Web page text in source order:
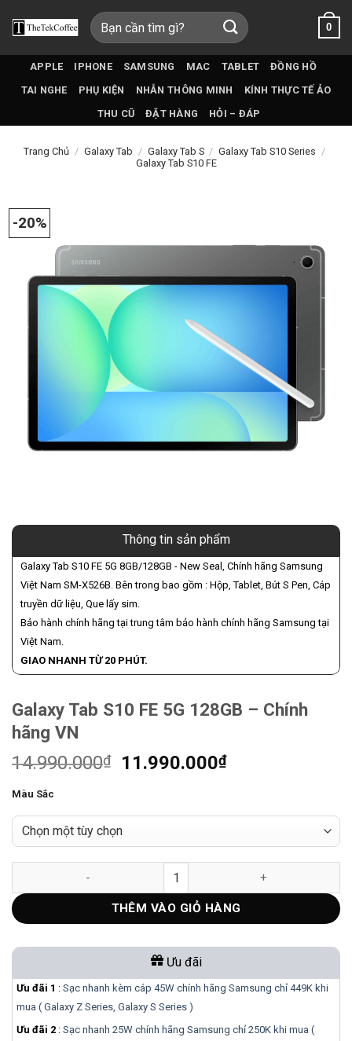
qua
Tìm
kiếm:
0
APPLE IPHONE SAMSUNG MAC TABLET
ĐỒNG HỒ
TAI NGHE
PHỤ KIỆN NHẪN THÔNG MINH
KÍNH THỰC TẾ ẢO
THU CŨ
ĐẶT HÀNG HỎI – ĐÁP
Trang Chủ / Galaxy Tab / Galaxy Tab S / Galaxy Tab S10 Series /
Galaxy Tab S10 FE
-20%
Thông tin sản phẩm
Galaxy Tab S10 FE 5G 8GB/128GB - New Seal, Chính hãng Samsung
Việt Nam SM-X526B. Bên trong bao gồm : Hộp, Tablet, Bút S Pen, Cáp
truyền dữ liệu, Que lấy sim.
Bảo hành chính hãng tại trung tâm bảo hành chính hãng Samsung tại
Việt Nam.
GIAO NHANH TỪ 20 PHÚT.
Galaxy Tab S10 FE 5G 128GB – Chính
hãng VN
14.990.000₫
Giá
14.990.000₫.
11.990.000₫Giá
là:
11.990.000₫.
Màu Sắc
Galaxy Tab S10 FE 5G 128GB – Chính hãng VN số lượng
THÊM VÀO GIỎ HÀNG
Ưu đãi
Ưu đãi 1 : Sạc nhanh kèm cáp 45W chính hãng Samsung chỉ 449K khi
mua ( Galaxy Z Series, Galaxy S Series )
Ưu đãi 2 : Sạc nhanh 25W chính hãng Samsung chỉ 250K khi mua (